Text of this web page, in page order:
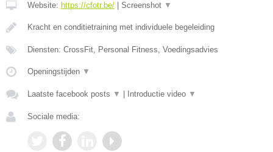
Website: https://cfotr.be/ Screenshot ▼
Kracht en conditietraining met individuele begeleiding
Diensten: CrossFit, Personal Fitness, Voedingsadvies
Openingstijden ▼
Laatste facebook posts ▼ Introductie video ▼
Sociale media: